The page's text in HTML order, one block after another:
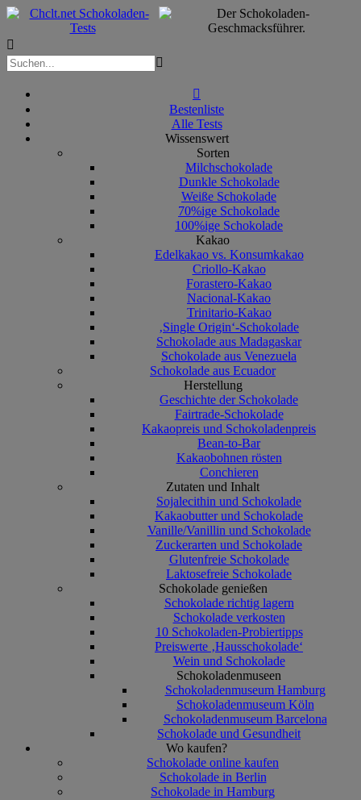



Bestenliste
Alle Tests
Wissenswert
Sorten
Milchschokolade
Dunkle Schokolade
Weiße Schokolade
70%ige Schokolade
100%ige Schokolade
Kakao
Edelkakao vs. Konsumkakao
Criollo-Kakao
Forastero-Kakao
Nacional-Kakao
Trinitario-Kakao
‚Single Origin‘-Schokolade
Schokolade aus Madagaskar
Schokolade aus Venezuela
Schokolade aus Ecuador
Herstellung
Geschichte der Schokolade
Fairtrade-Schokolade
Kakaopreis und Schokoladenpreis
Bean-to-Bar
Kakaobohnen rösten
Conchieren
Zutaten und Inhalt
Sojalecithin und Schokolade
Kakaobutter und Schokolade
Vanille/Vanillin und Schokolade
Zuckerarten und Schokolade
Glutenfreie Schokolade
Laktosefreie Schokolade
Schokolade genießen
Schokolade richtig lagern
Schokolade verkosten
10 Schokoladen-Probiertipps
Preiswerte ‚Hausschokolade‘
Wein und Schokolade
Schokoladenmuseen
Schokoladenmuseum Hamburg
Schokoladenmuseum Köln
Schokoladenmuseum Barcelona
Schokolade und Gesundheit
Wo kaufen?
Schokolade online kaufen
Schokolade in Berlin
Schokolade in Hamburg